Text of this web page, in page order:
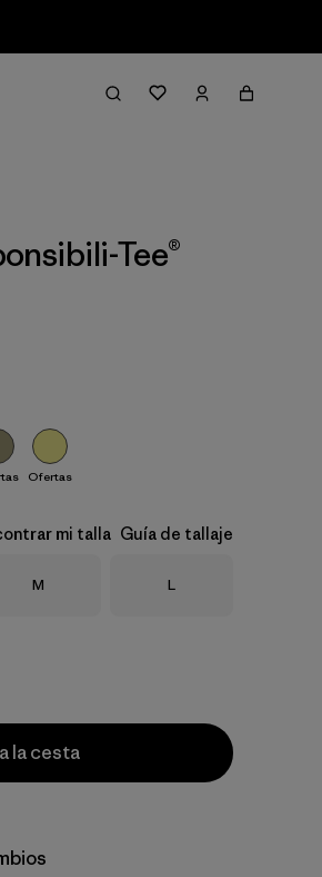
Tee®
Ofertas
mi talla Guía de tallaje
Talla
M Talla
L
la cesta